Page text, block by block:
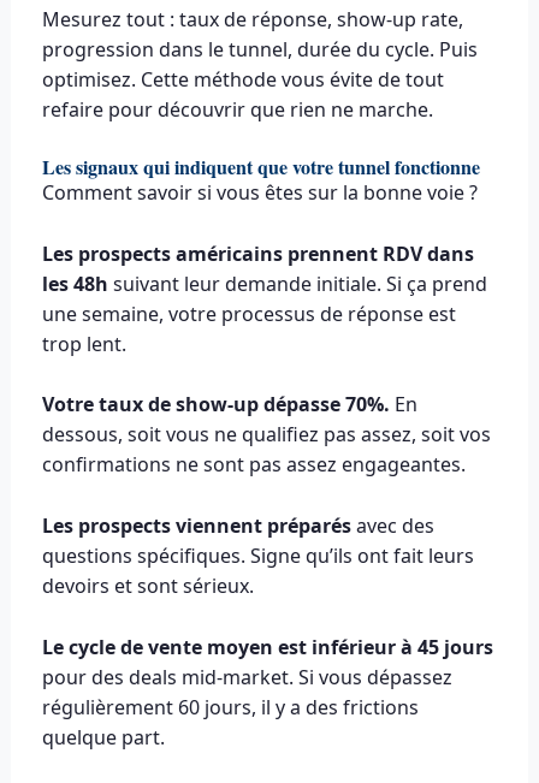
Mesurez tout : taux de réponse, show-up rate,
progression dans le tunnel, durée du cycle. Puis
optimisez. Cette méthode vous évite de tout
refaire pour découvrir que rien ne marche.
Les signaux qui indiquent que votre tunnel fonctionne
Comment savoir si vous êtes sur la bonne voie ?
Les prospects américains prennent RDV dans
les 48h suivant leur demande initiale. Si ça prend
une semaine, votre processus de réponse est
trop lent.
Votre taux de show-up dépasse 70%. En
dessous, soit vous ne qualifiez pas assez, soit vos
confirmations ne sont pas assez engageantes.
Les prospects viennent préparésavec des
questions spécifiques. Signe qu’ils ont fait leurs
devoirs et sont sérieux.
Le cycle de vente moyen est inférieur à 45 jours
pour des deals mid-market. Si vous dépassez
régulièrement 60 jours, il y a des frictions
quelque part.